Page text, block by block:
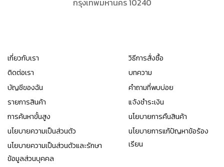
กรุงเทพมหานคร 10240
เกี่ยวกับเรา
ติดต่อเรา
บัญชีของฉัน
รายการสินค้า
การค้นหาขั้นสูง
นโยบายความเป็นส่วนตัว
นโยบายความเป็นส่วนตัวและรักษา
ข้อมูลส่วนบุคคล
วิธีการสั่งซื้อ
บทความ
คำถามที่พบบ่อย
แจ้งชำระเงิน
นโยบายการคืนสินค้า
นโยบายการแก้ปัญหาข้อร้อง
เรียน